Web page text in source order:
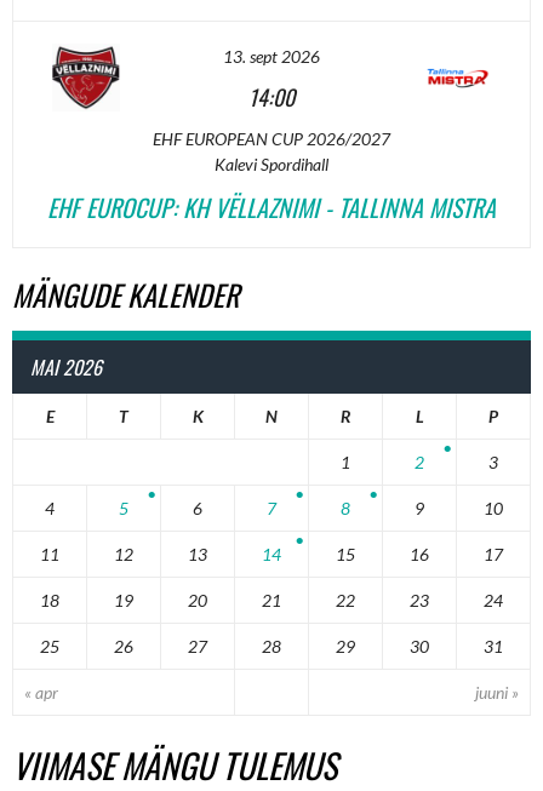
13. sept 2026
14:00
EHF EUROPEAN CUP 2026/2027
Kalevi Spordihall
EHF EUROCUP: KH VËLLAZNIMI - TALLINNA MISTRA
MÄNGUDE KALENDER
MAI 2026
E T K N R L P
« apr juuni »
1 2 3
4 5 6 7 8 9 10
11 12 13 14 15 16 17
18 19 20 21 22 23 24
25 26 27 28 29 30 31
VIIMASE MÄNGU TULEMUS